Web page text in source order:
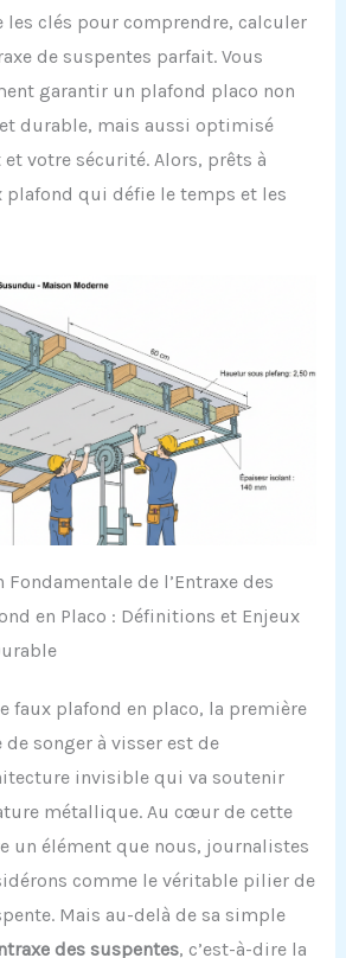
les clés pour comprendre, calculer
de suspentes parfait. Vous
garantir un plafond placo non
durable, mais aussi optimisé
votre sécurité. Alors, prêts à
plafond qui défie le temps et les
Fondamentale de l’Entraxe des
en Placo : Définitions et Enjeux
faux plafond en placo, la première
de songer à visser est de
invisible qui va soutenir
métallique. Au cœur de cette
un élément que nous, journalistes
comme le véritable pilier de
Mais au-delà de sa simple
des suspentes, c’est-à-dire la